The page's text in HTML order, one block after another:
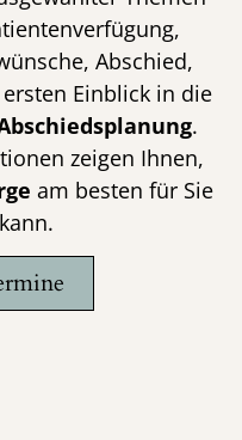
Abschied,
Einblick in die
.
zeigen Ihnen,
am besten für Sie